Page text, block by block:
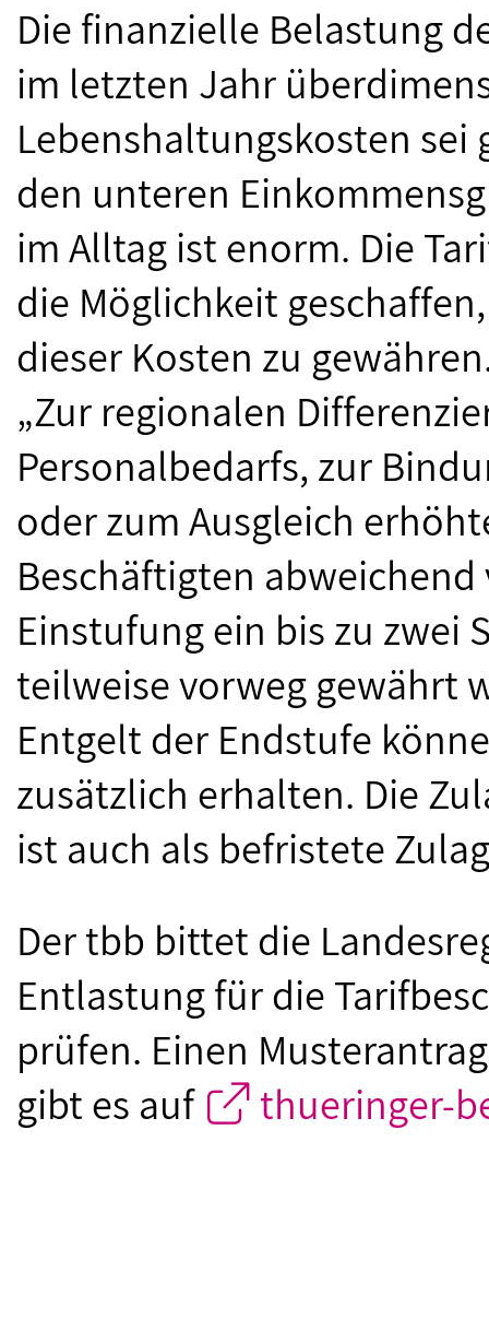
Die finanzielle Belastung
im letzten Jahr
Lebenshaltungskosten
den unteren
im Alltag ist enorm. Die
die Möglichkeit
dieser Kosten zu
„Zur regionalen
Personalbedarfs, zur
oder zum Ausgleich
Beschäftigten
Einstufung ein bis zu zwei
teilweise vorweg gewährt
Entgelt der Endstufe
zusätzlich erhalten. Die
ist auch als befristete
Der tbb bittet die
Entlastung für die
prüfen. Einen
gibt es auf
thueringer-